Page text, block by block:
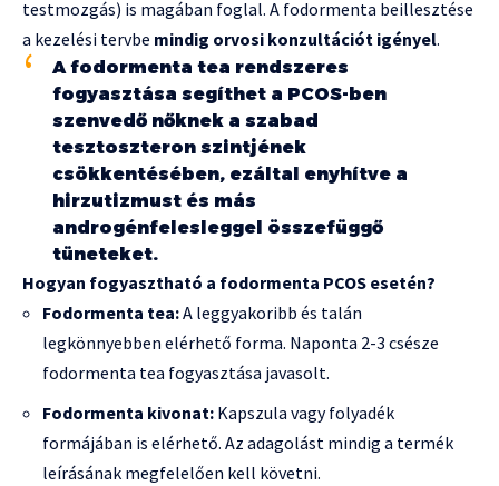
testmozgás) is magában foglal. A fodormenta beillesztése
a kezelési tervbe mindig orvosi konzultációt igényel.
A fodormenta tea rendszeres
fogyasztása segíthet a PCOS-ben
szenvedő nőknek a szabad
tesztoszteron szintjének
csökkentésében, ezáltal enyhítve a
hirzutizmust és más
androgénfelesleggel összefüggő
tüneteket.
Hogyan fogyasztható a fodormenta PCOS esetén?
Fodormenta tea:A leggyakoribb és talán
legkönnyebben elérhető forma. Naponta 2-3 csésze
fodormenta tea fogyasztása javasolt.
Fodormenta kivonat: Kapszula vagy folyadék
formájában is elérhető. Az adagolást mindig a termék
leírásának megfelelően kell követni.